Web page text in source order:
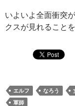
いよいよ全面衝突
クスが見れること
エルフ なろう
軍師